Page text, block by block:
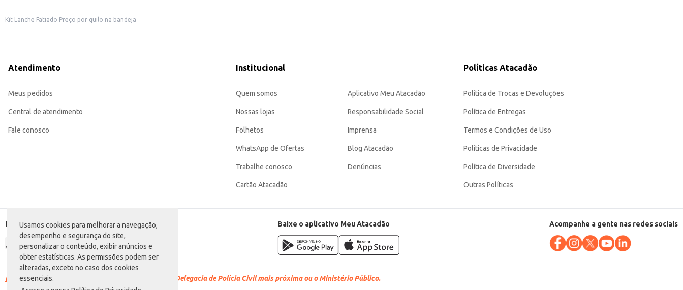
Usamos cookies para melhorar a navegação,
desempenho e segurança do site,
personalizar o conteúdo, exibir anúncios e
obter estatísticas. As permissões podem ser
alteradas, exceto no caso dos cookies
essenciais.
Kit Lanche Fatiado Preço por quilo na bandeja
Atendimento
Meus pedidos
Central de atendimento
Fale conosco
Institucional
Quem somos
Nossas lojas
Folhetos
WhatsApp de Ofertas
Trabalhe conosco
Cartão Atacadão
Aplicativo Meu Atacadão
Responsabilidade Social
Imprensa
Blog Atacadão
Denúncias
Políticas Atacadão
Política de Trocas e Devoluções
Política de Entregas
Termos e Condições de Uso
Políticas de Privacidade
Política de Diversidade
Outras Políticas
Formas de pagamento Baixe o aplicativo Meu Atacadão Acompanhe a gente nas redes sociais
Racismo é crime. Denuncie. Disque 100 ou procure a Delegacia de Polícia Civil mais próxima ou o Ministério Público.